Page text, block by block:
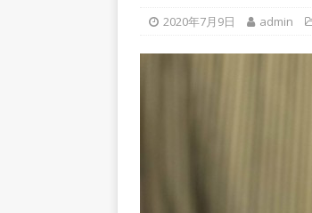
2020年7月9日 admin